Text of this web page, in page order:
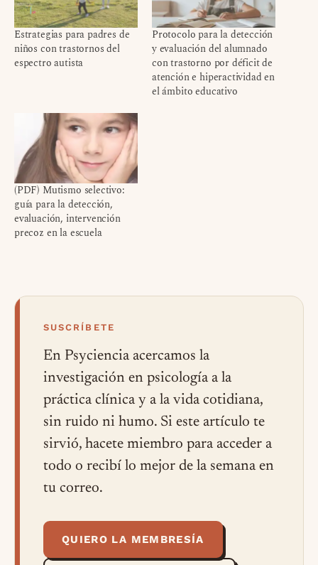
Estrategias para padres de
niños con trastornos del
espectro autista
Protocolo para la detección
y evaluación del alumnado
con trastorno por déficit de
atención e hiperactividad en
el ámbito educativo
(PDF) Mutismo selectivo:
guía para la detección,
evaluación, intervención
precoz en la escuela
SUSCRÍBETE
En Psyciencia acercamos la
investigación en psicología a la
práctica clínica y a la vida cotidiana,
sin ruido ni humo. Si este artículo te
sirvió, hacete miembro para acceder a
todo o recibí lo mejor de la semana en
tu correo.
QUIERO LA MEMBRESÍA